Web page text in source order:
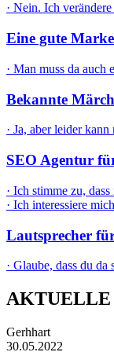
· Nein. Ich
Eine gute
· Man muss da auch
Bekannte
· Ja, aber leider kann
SEO Agentur
· Ich stimme zu, dass
· Ich interessiere
Lautsprecher
· Glaube, dass du da
AKTUELLE
Gerhhart
30.05.2022